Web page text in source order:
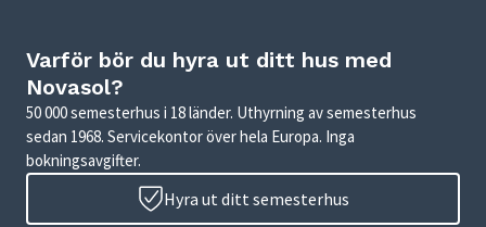
Varför bör du hyra ut ditt hus med
Novasol?
50 000 semesterhus i 18 länder. Uthyrning av semesterhus
sedan 1968. Servicekontor över hela Europa. Inga
bokningsavgifter.
Hyra ut ditt semesterhus